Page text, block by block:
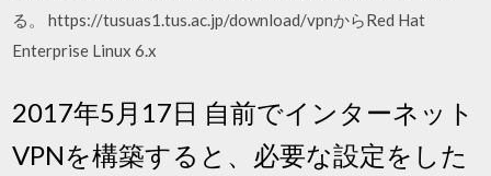
る。 https://tusuas1.tus.ac.jp/download/vpnからRed Hat
Enterprise Linux 6.x
2017年5月17日 自前でインターネット
VPNを構築すると、必要な設定をした